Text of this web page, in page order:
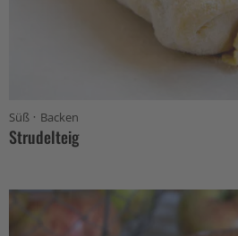
Süß · Backen
Strudelteig